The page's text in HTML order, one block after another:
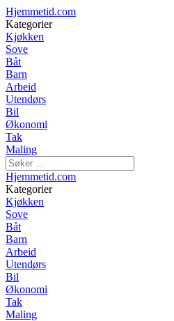
Hjemmetid.com
Kategorier
Kjøkken
Sove
Båt
Barn
Arbeid
Utendørs
Bil
Økonomi
Tak
Maling
Hjemmetid.com
Kategorier
Kjøkken
Sove
Båt
Barn
Arbeid
Utendørs
Bil
Økonomi
Tak
Maling